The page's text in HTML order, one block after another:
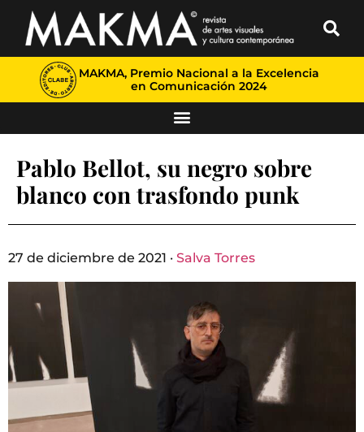
MAKMA, Premio Nacional a la Excelencia
en Comunicación 2024
Pablo Bellot, su negro sobre
blanco con trasfondo punk
27 de diciembre de 2021 · Salva Torres